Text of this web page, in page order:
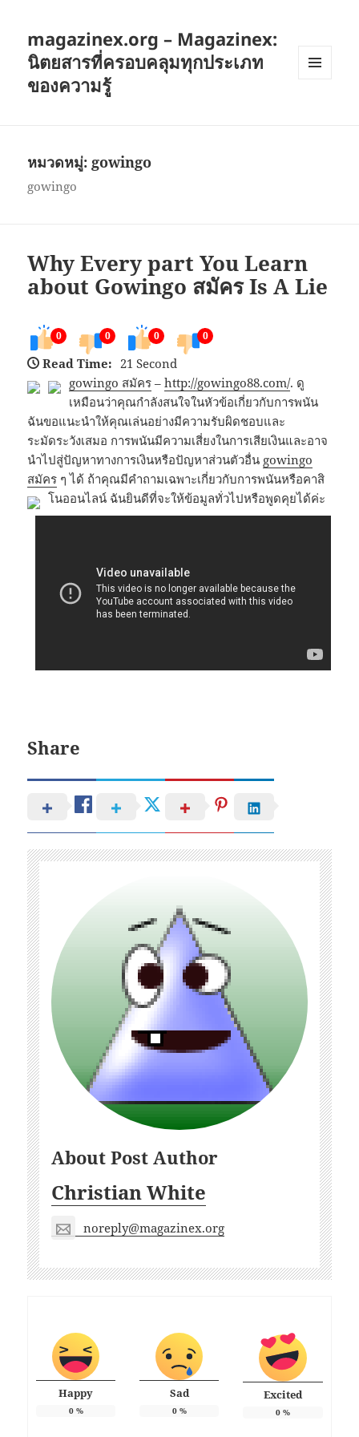
magazinex.org – Magazinex:
นิตยสารที่ครอบคลุมทุกประเภท
ของความรู้
หมวดหมู่: gowingo
gowingo
Why Every part You Learn
about Gowingo สมัคร Is A Lie
0 0 0 0
Read Time: 21 Second
gowingo สมัคร –http://gowingo88.com/. ดู
เหมือนว่าคุณกำลังสนใจในหัวข้อเกี่ยวกับการพนัน
ฉันขอแนะนำให้คุณเล่นอย่างมีความรับผิดชอบและ
ระมัดระวังเสมอ การพนันมีความเสี่ยงในการเสียเงินและอาจ
นำไปสู่ปัญหาทางการเงินหรือปัญหาส่วนตัวอื่น gowingo
สมัคร ๆ ได้ ถ้าคุณมีคำถามเฉพาะเกี่ยวกับการพนันหรือคาสิ
โนออนไลน์ ฉันยินดีที่จะให้ข้อมูลทั่วไปหรือพูดคุยได้ค่ะ
Share
About Post Author
Christian White
noreply@magazinex.org
Happy
0%
Sad
0%
Excited
0%